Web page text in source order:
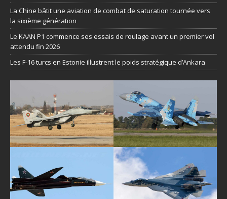
La Chine bâtit une aviation de combat de saturation tournée vers
la sixième génération
Le KAAN P1 commence ses essais de roulage avant un premier vol
attendu fin 2026
Les F-16 turcs en Estonie illustrent le poids stratégique d’Ankara